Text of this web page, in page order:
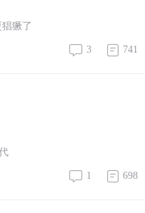
獗了
3 741
1 698